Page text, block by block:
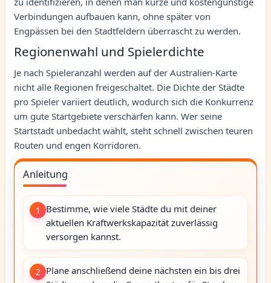
Verbindungen aufbauen kann, ohne später von
Engpässen bei den Stadtfeldern überrascht zu werden.
Regionenwahl und Spielerdichte
Je nach Spieleranzahl werden auf der Australien-Karte
nicht alle Regionen freigeschaltet. Die Dichte der Städte
pro Spieler variiert deutlich, wodurch sich die Konkurrenz
um gute Startgebiete verschärfen kann. Wer seine
Startstadt unbedacht wählt, steht schnell zwischen teuren
Routen und engen Korridoren.
Anleitung
1 Bestimme, wie viele Städte du mit deiner
aktuellen Kraftwerkskapazität zuverlässig
versorgen kannst.
2 Plane anschließend deine nächsten ein bis drei